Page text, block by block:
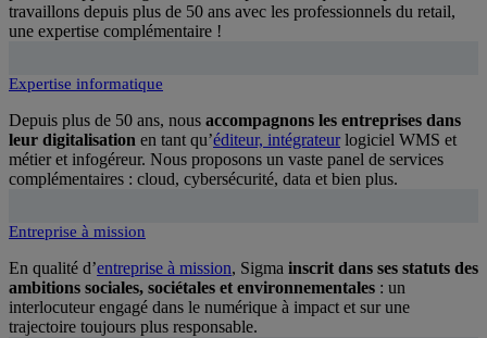
travaillons depuis plus de 50 ans avec les professionnels du retail,
une expertise complémentaire !
Expertise informatique
Depuis plus de 50 ans, nous accompagnons les entreprises dans
leur digitalisation en tant qu’éditeur, intégrateurlogiciel WMS et
métier et infogéreur. Nous proposons un vaste panel de services
complémentaires : cloud, cybersécurité, data et bien plus.
Entreprise à mission
En qualité d’entreprise à mission, Sigma inscrit dans ses statuts des
ambitions sociales, sociétales et environnementales : un
interlocuteur engagé dans le numérique à impact et sur une
trajectoire toujours plus responsable.